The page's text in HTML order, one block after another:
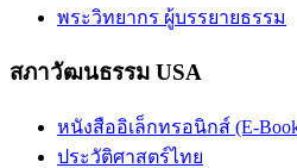
พระวิทยากร ผู้บรรยายธรรม
สภาวัฒนธรรม USA
หนังสืออิเล็กทรอนิกส์ (E-
ประวัติศาสตร์ไทย